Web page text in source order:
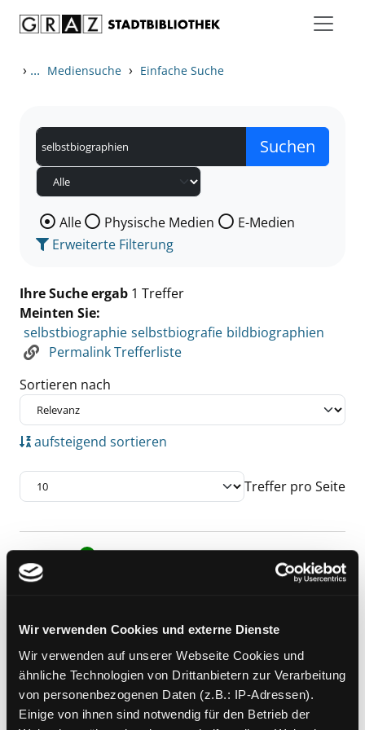
Wir verwenden Cookies und externe Dienste
Wir verwenden auf unserer Webseite Cookies und
ähnliche Technologien von Drittanbietern zur Verarbeitung
von personenbezogenen Daten (z.B.: IP-Adressen).
Einige von ihnen sind notwendig für den Betrieb der
› ... Mediensuche › Einfache Suche
Wählen Sie die Medienart nach der Sie suchen wollen.
Alle Physische Medien
E-Medien
Erweiterte Filterung
Ihre Suche ergab 1 Treffer
Meinten Sie:
selbstbiographie selbstbiografie bildbiographien
Permalink Trefferliste
Sortieren nach
aufsteigend sortieren
Treffer pro Seite
Suchergebnis
Zu den Suchfiltern springen
Exemplar-Details von 4.; Selbstbiographien
- Erinnerungen -
Tagebücher - Briefe,
Gespräche und Berichte in
Auswahl